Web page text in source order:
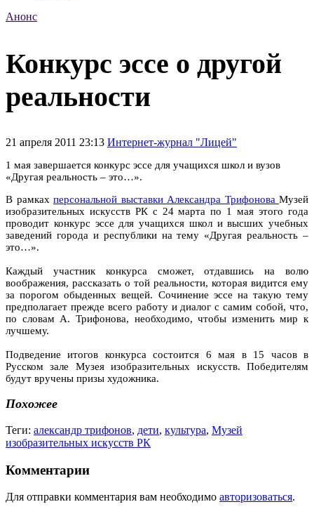
Анонс
Конкурс эссе о другой
реальности
21 апреля 2011 23:13 Интернет-журнал "Лицей"
1 мая завершается конкурс эссе для учащихся школ и вузов
«Другая реальность – это…».
В рамках персональной выставки Александра Трифонова Музей
изобразительных искусств РК с 24 марта по 1 мая этого года
проводит конкурс эссе для учащихся школ и высших учебных
заведений города и республики на тему «Другая реальность –
это…».
Каждый участник конкурса сможет, отдавшись на волю
воображения, рассказать о той реальности, которая видится ему
за порогом обыденных вещей. Сочинение эссе на такую тему
предполагает прежде всего работу и диалог с самим собой, что,
по словам А. Трифонова, необходимо, чтобы изменить мир к
лучшему.
Подведение итогов конкурса состоится 6 мая в 15 часов в
Русском зале Музея изобразительных искусств. Победителям
будут вручены призы художника.
Похожее
Теги: александр трифонов, дети, культура, Музей
изобразительных искусств РК
Комментарии
Для отправки комментария вам необходимо авторизоваться.